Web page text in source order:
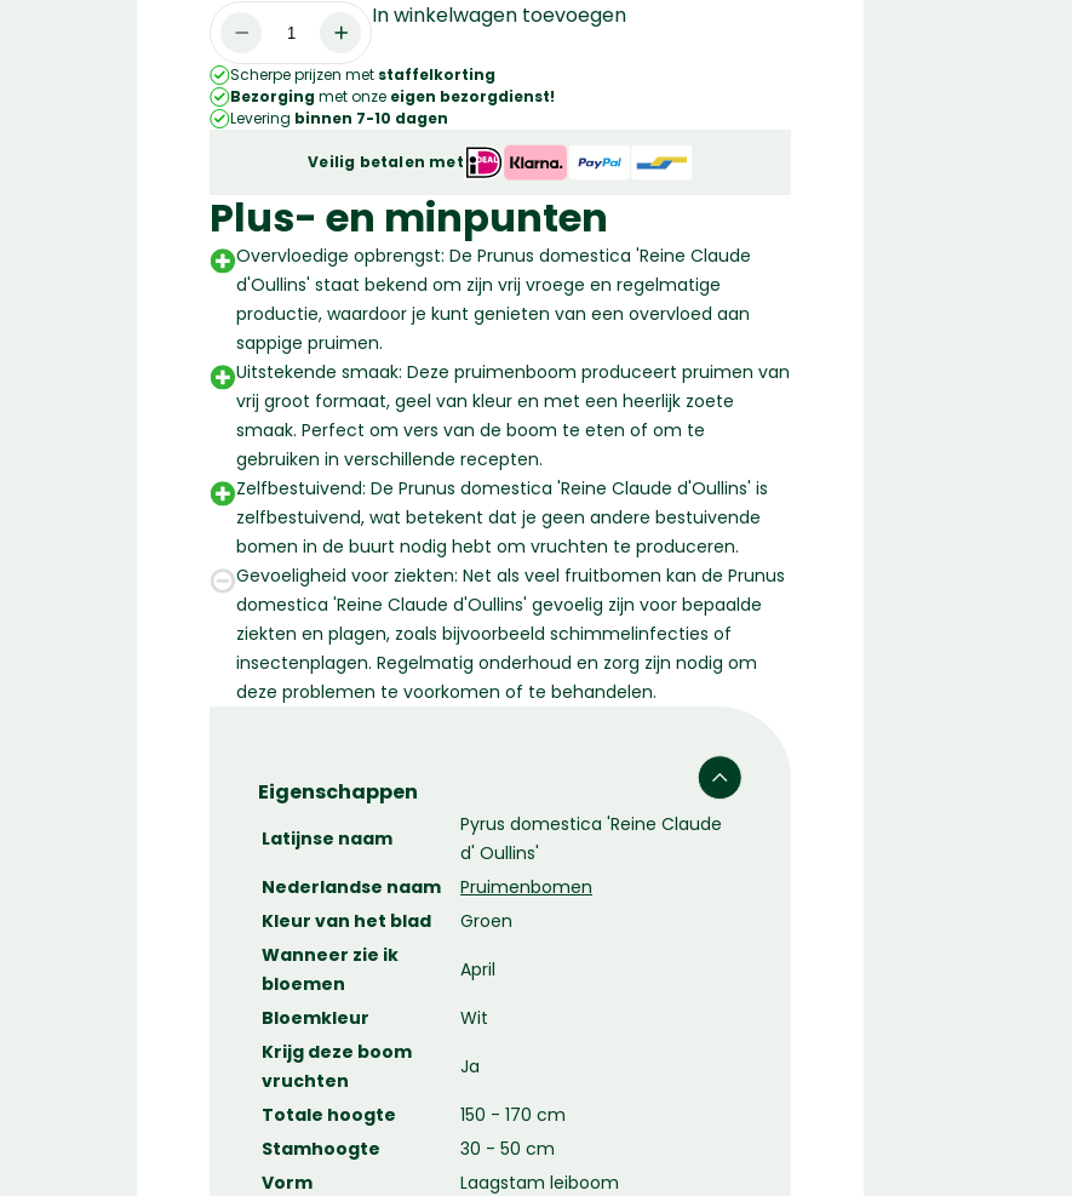
Prunus
domestica
'Reine
Claude
Oullins'
Laagstam
leiboom
|
150
-
170
cm
aantal
In winkelwagen toevoegen
Scherpe prijzen met staffelkorting
Bezorgingmet onze eigen bezorgdienst!
Levering binnen 7-10 dagen
Veilig betalen met
Plus- en minpunten
Overvloedige opbrengst: De Prunus domestica 'Reine Claude
d'Oullins' staat bekend om zijn vrij vroege en regelmatige
productie, waardoor je kunt genieten van een overvloed aan
sappige pruimen.
Uitstekende smaak: Deze pruimenboom produceert pruimen van
vrij groot formaat, geel van kleur en met een heerlijk zoete
smaak. Perfect om vers van de boom te eten of om te
gebruiken in verschillende recepten.
Zelfbestuivend: De Prunus domestica 'Reine Claude d'Oullins' is
zelfbestuivend, wat betekent dat je geen andere bestuivende
bomen in de buurt nodig hebt om vruchten te produceren.
Gevoeligheid voor ziekten: Net als veel fruitbomen kan de Prunus
domestica 'Reine Claude d'Oullins' gevoelig zijn voor bepaalde
ziekten en plagen, zoals bijvoorbeeld schimmelinfecties of
insectenplagen. Regelmatig onderhoud en zorg zijn nodig om
deze problemen te voorkomen of te behandelen.
Eigenschappen
Latijnse naam
Pyrus domestica 'Reine Claude
d' Oullins'
Nederlandse naam
Pruimenbomen
Kleur van het blad
Groen
Wanneer zie ik
bloemen
April
Bloemkleur
Wit
Krijg deze boom
vruchten
Ja
Totale hoogte
150 - 170 cm
Stamhoogte
30 - 50 cm
Vorm
Laagstam leiboom